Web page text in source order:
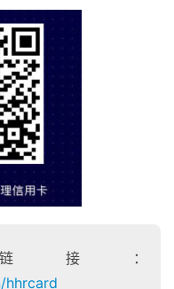
接：
hhrcard